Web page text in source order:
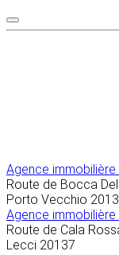
Agence immobilière
Route de Bocca
Porto Vecchio
Agence immobilière
Route de Cala
Lecci 20137